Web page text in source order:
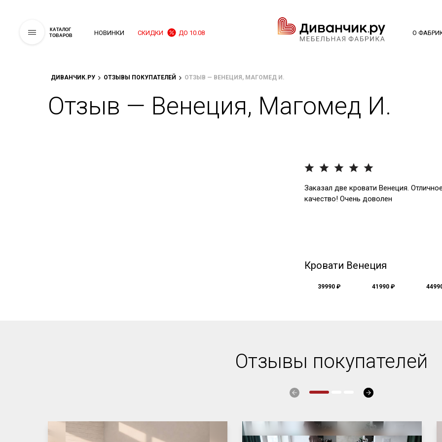
КАТАЛОГ
ТОВАРОВ
НОВИНКИ СКИДКИ ДО 10.08 О
ДИВАНЧИК.РУ ОТЗЫВЫ ПОКУПАТЕЛЕЙ ОТЗЫВ — ВЕНЕЦИЯ, МАГОМЕД И.
Отзыв — Венеция, Магомед И.
Заказал две кровати Венеция.
качество! Очень доволен
Кровати Венеция
39990 ₽ 41990 ₽
Отзывы покупателей